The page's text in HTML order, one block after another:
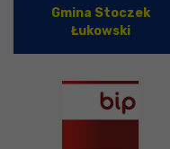
Gmina Stoczek
Łukowski